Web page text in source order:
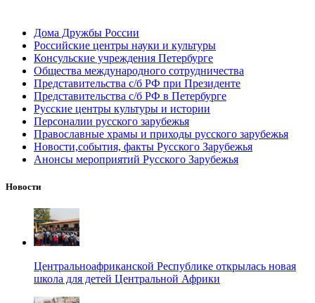
Дома Дружбы России
Российские центры науки и культуры
Консульские учреждения Петербурге
Общества международного сотрудничества
Представительства с/б РФ при Президенте
Представительства с/б РФ в Петербурге
Русские центры культуры и истории
Персоналии русского зарубежья
Православные храмы и приходы русского зарубежья
Новости,события, факты Русского Зарубежья
Анонсы мероприятий Русского Зарубежья
Новости
Центральноафриканской Республике открылась новая
школа для детей Центральной Африки